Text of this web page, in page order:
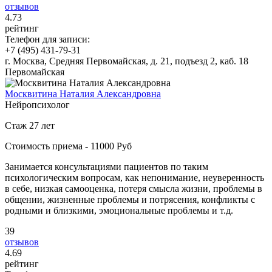
отзывов
4.73
рейтинг
Телефон для записи:
+7 (495) 431-79-31
г. Москва, Средняя Первомайская, д. 21, подъезд 2, каб. 18
Первомайская
Москвитина Наталия Александровна
Нейропсихолог
Стаж 27 лет
Стоимость приема - 11000 Руб
Занимается консультациями пациентов по таким
психологическим вопросам, как непонимание, неуверенность
в себе, низкая самооценка, потеря смысла жизни, проблемы в
общении, жизненные проблемы и потрясения, конфликты с
родными и близкими, эмоциональные проблемы и т.д.
39
отзывов
4.69
рейтинг